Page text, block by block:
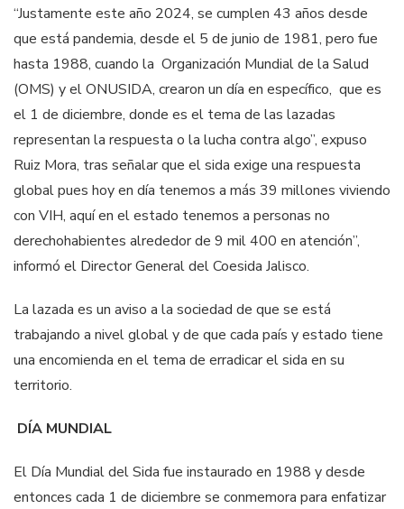
“Justamente este año 2024, se cumplen 43 años desde
que está pandemia, desde el 5 de junio de 1981, pero fue
hasta 1988, cuando la Organización Mundial de la Salud
(OMS) y el ONUSIDA, crearon un día en específico, que es
el 1 de diciembre, donde es el tema de las lazadas
representan la respuesta o la lucha contra algo”, expuso
Ruiz Mora, tras señalar que el sida exige una respuesta
global pues hoy en día tenemos a más 39 millones viviendo
con VIH, aquí en el estado tenemos a personas no
derechohabientes alrededor de 9 mil 400 en atención”,
informó el Director General del Coesida Jalisco.
La lazada es un aviso a la sociedad de que se está
trabajando a nivel global y de que cada país y estado tiene
una encomienda en el tema de erradicar el sida en su
territorio.
DÍA MUNDIAL
El Día Mundial del Sida fue instaurado en 1988 y desde
entonces cada 1 de diciembre se conmemora para enfatizar